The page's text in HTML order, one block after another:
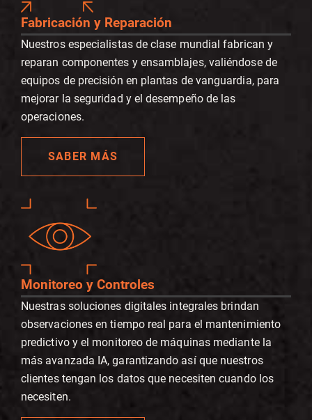
Fabricación y Reparación
Nuestros especialistas de clase mundial fabrican y
reparan componentes y ensamblajes, valiéndose de
equipos de precisión en plantas de vanguardia, para
mejorar la seguridad y el desempeño de las
operaciones.
SABER MÁS
Monitoreo y Controles
Nuestras soluciones digitales integrales brindan
observaciones en tiempo real para el mantenimiento
predictivo y el monitoreo de máquinas mediante la
más avanzada IA, garantizando así que nuestros
clientes tengan los datos que necesiten cuando los
necesiten.